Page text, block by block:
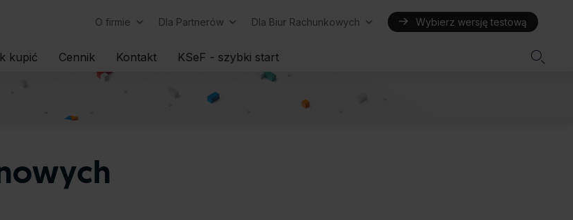
O firmie Dla Partnerów Dla Biur Rachunkowych Wybierz wersję testową
to
content
kupić Cennik Kontakt KSeF - szybki start 